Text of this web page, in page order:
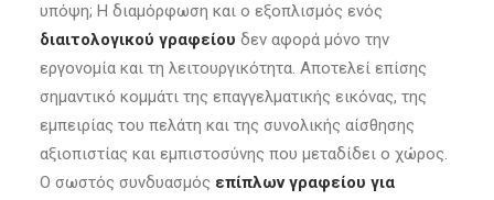
υπόψη; Η διαμόρφωση και ο εξοπλισμός ενός
διαιτολογικού γραφείου δεν αφορά μόνο την
εργονομία και τη λειτουργικότητα. Αποτελεί επίσης
σημαντικό κομμάτι της επαγγελματικής εικόνας, της
εμπειρίας του πελάτη και της συνολικής αίσθησης
αξιοπιστίας και εμπιστοσύνης που μεταδίδει ο χώρος.
Ο σωστός συνδυασμός επίπλων γραφείου για